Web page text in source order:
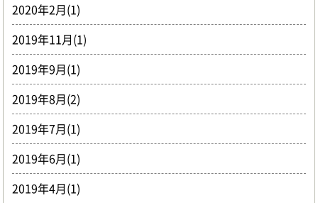
2020年2月(1)
2019年11月(1)
2019年9月(1)
2019年8月(2)
2019年7月(1)
2019年6月(1)
2019年4月(1)